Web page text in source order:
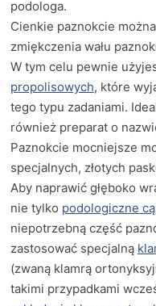
podologa.
Cienkie paznokcie
zmiękczenia wału
W tym celu pewnie
propolisowych, które
tego typu zadaniami.
również preparat o
Paznokcie mocniejsze
specjalnych, złotych
Aby naprawić głęboko
nie tylko podologiczne
niepotrzebną część
zastosować specjalną
(zwaną klamrą
takimi przypadkami